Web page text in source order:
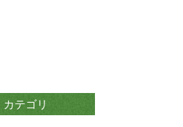
カテゴリ